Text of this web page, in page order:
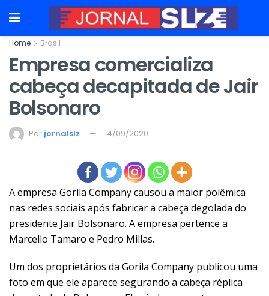
Home Brasil
Empresa comercializa
cabeça decapitada de Jair
Bolsonaro
Por jornalslz 14/09/2020
A empresa Gorila Company causou a maior polêmica
nas redes sociais após fabricar a cabeça degolada do
presidente Jair Bolsonaro. A empresa pertence a
Marcello Tamaro e Pedro Millas.
Um dos proprietários da Gorila Company publicou uma
foto em que ele aparece segurando a cabeça réplica